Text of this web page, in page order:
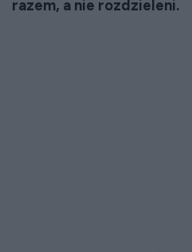
razem, a nie rozdzieleni.